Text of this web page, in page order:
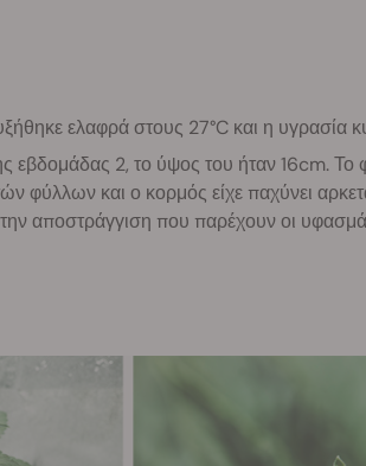
ελαφρά στους 27°C και η υγρασία
εβδομάδας 2, το ύψος του ήταν 16cm. Το
φύλλων και ο κορμός είχε παχύνει
αποστράγγιση που παρέχουν οι